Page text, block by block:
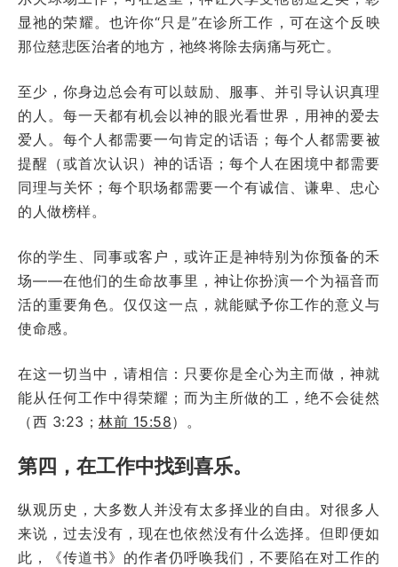
显祂的荣耀。也许你“只是”在诊所工作，可在这个反映
那位慈悲医治者的地方，祂终将除去病痛与死亡。
至少，你身边总会有可以鼓励、服事、并引导认识真理
的人。每一天都有机会以神的眼光看世界，用神的爱去
爱人。每个人都需要一句肯定的话语；每个人都需要被
提醒（或首次认识）神的话语；每个人在困境中都需要
同理与关怀；每个职场都需要一个有诚信、谦卑、忠心
的人做榜样。
你的学生、同事或客户，或许正是神特别为你预备的禾
场——在他们的生命故事里，神让你扮演一个为福音而
活的重要角色。仅仅这一点，就能赋予你工作的意义与
使命感。
在这一切当中，请相信：只要你是全心为主而做，神就
能从任何工作中得荣耀；而为主所做的工，绝不会徒然
（西 3:23； 林前 15:58）。
第四，在工作中找到喜乐。
纵观历史，大多数人并没有太多择业的自由。对很多人
来说，过去没有，现在也依然没有什么选择。但即便如
此，《传道书》的作者仍呼唤我们，不要陷在对工作的